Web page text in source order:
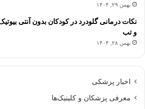
بهمن ۲۹, ۱۴۰۴
نکات درمانی گلودرد در کودکان بدون آنتی
و تب
بهمن ۲۸, ۱۴۰۴
اخبار پزشکی
معرفی پزشکان و کلینیک‌ها